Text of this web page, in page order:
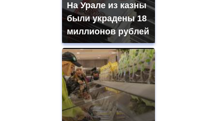
На Урале из казны
были украдены 18
миллионов рублей